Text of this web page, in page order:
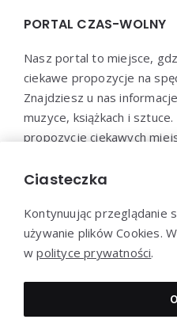
PORTAL CZAS-WOLNY
Nasz portal to miejsce,
ciekawe propozycje na
Znajdziesz u nas
muzyce, książkach i
propozycje ciekawych
zrelaksować się. Dołącz do
Dziękujemy za wizytę - Czas-
Ciasteczka
Kontynuując przeglądanie
używanie plików Cookies.
wpolityce prywatności.